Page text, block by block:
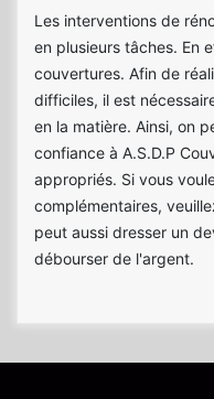
Les interventions de
en plusieurs tâches. En
couvertures. Afin de
difficiles, il est
en la matière. Ainsi, on
confiance à A.S.D.P
appropriés. Si vous
complémentaires,
peut aussi dresser un
débourser de l'argent.